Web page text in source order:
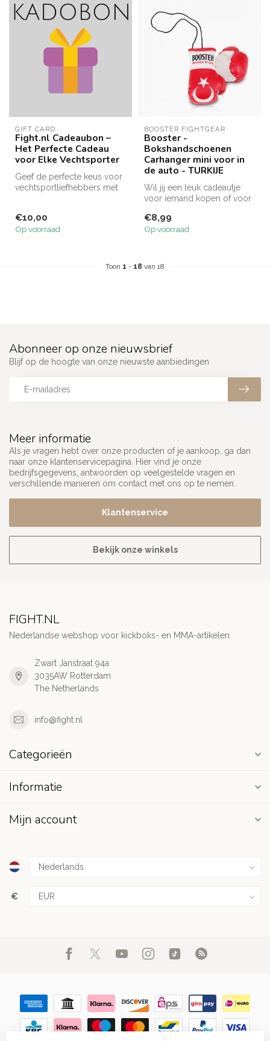
GIFT CARD
Fight.nl Cadeaubon –
Het Perfecte Cadeau
voor Elke Vechtsporter
Geef de perfecte keus voor
vechtsportliefhebbers met
€10,00
Op voorraad
BOOSTER FIGHTGEAR
Booster -
Bokshandschoenen
Carhanger mini voor in
de auto - TURKIJE
Wil jij een leuk cadeautje
voor iemand kopen of voor
boks...
€8,99
Op voorraad
Toon 1 - 18 van 18
Meer informatie
Als je vragen hebt over onze producten of je aankoop, ga dan
naar onze klantenservicepagina. Hier vind je onze
bedrijfsgegevens, antwoorden op veelgestelde vragen en
verschillende manieren om contact met ons op te nemen.
Klantenservice
Bekijk onze winkels
Abonneer op onze nieuwsbrief
Blijf op de hoogte van onze nieuwste aanbiedingen
FIGHT.NL
Nederlandse webshop voor kickboks- en MMA-artikelen.
Zwart Janstraat 94a
3035AW Rotterdam
The Netherlands
info@fight.nl
Categorieën
Informatie
Mijn account
€